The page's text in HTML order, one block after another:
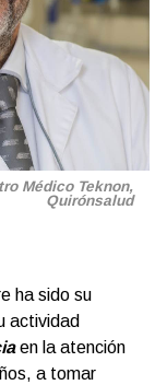
Médico Teknon,
Quirónsalud
ha sido su
actividad
en la atención
a tomar